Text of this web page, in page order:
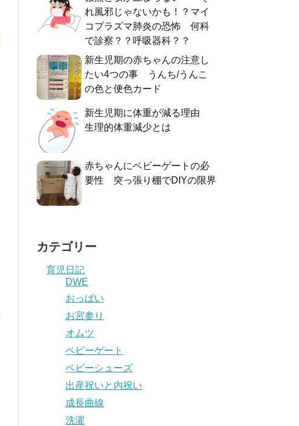
れ風邪じゃないかも！？マイ
コプラズマ肺炎の恐怖 何科
で診察？？呼吸器科？？
新生児期の赤ちゃんの注意し
たい4つの事 うんち/うんこ
の色と便色カード
新生児期に体重が減る理由
生理的体重減少とは
赤ちゃんにベビーゲートの必
要性 突っ張り棚でDIYの限界
カテゴリー
育児日記
DWE
おっぱい
お宮参り
オムツ
ベビーゲート
ベビーシューズ
出産祝いと内祝い
成長曲線
洗濯